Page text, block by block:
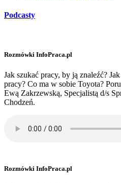
Podcasty
Rozmówki InfoPraca.pl
Jak szukać pracy, by ją znaleźć?
pracy? Co ma w sobie Toyota?
Ewą Zakrzewską, Specjalistą d/s
Chodzeń.
Rozmówki InfoPraca.pl